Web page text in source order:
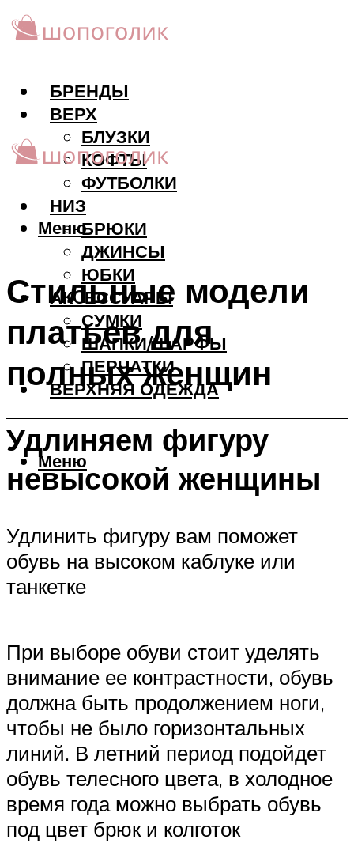
БРЕНДЫ
ВЕРХ
БЛУЗКИ
КОФТЫ
ФУТБОЛКИ
НИЗ
БРЮКИ
ДЖИНСЫ
ЮБКИ
АКCЕССУАРЫ
СУМКИ
ШАПКИ/ШАРФЫ
ПЕРЧАТКИ
ВЕРХНЯЯ ОДЕЖДА
Меню
Меню
Стильные модели
платьев для
полных женщин
Удлиняем фигуру
невысокой женщины
Удлинить фигуру вам поможет
обувь на высоком каблуке или
танкетке
При выборе обуви стоит уделять
внимание ее контрастности, обувь
должна быть продолжением ноги,
чтобы не было горизонтальных
линий. В летний период подойдет
обувь телесного цвета, в холодное
время года можно выбрать обувь
под цвет брюк и колготок